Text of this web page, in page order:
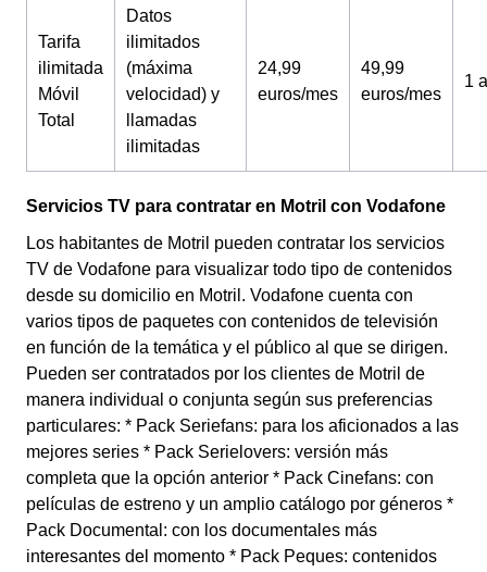
Tarifa
ilimitada
Móvil
Total
Datos
ilimitados
(máxima
velocidad) y
llamadas
ilimitadas
24,99
euros/mes
49,99
euros/mes
1
Servicios TV para contratar en Motril con Vodafone
Los habitantes de Motril pueden contratar los servicios
TV de Vodafone para visualizar todo tipo de contenidos
desde su domicilio en Motril. Vodafone cuenta con
varios tipos de paquetes con contenidos de televisión
en función de la temática y el público al que se dirigen.
Pueden ser contratados por los clientes de Motril de
manera individual o conjunta según sus preferencias
particulares: * Pack Seriefans: para los aficionados a las
mejores series * Pack Serielovers: versión más
completa que la opción anterior * Pack Cinefans: con
películas de estreno y un amplio catálogo por géneros *
Pack Documental: con los documentales más
interesantes del momento * Pack Peques: contenidos